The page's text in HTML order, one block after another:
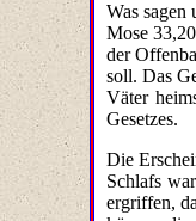
Was sagen
Mose
der
soll. Das
Väter
Gesetzes.
Die
Schlafs
ergriffen,